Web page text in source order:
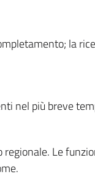
la
nel più breve
Le